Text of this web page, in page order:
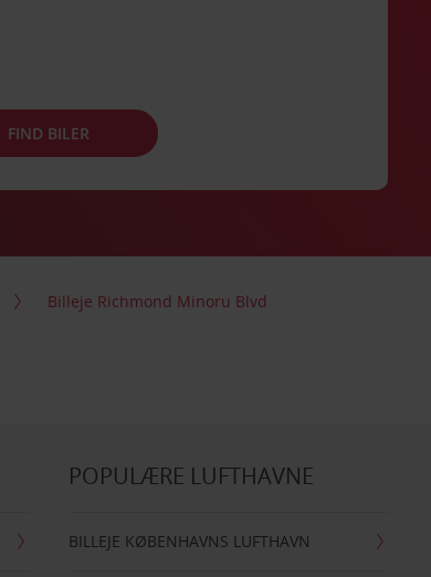
FIND BILER
Billeje Richmond Minoru Blvd
POPULÆRE LUFTHAVNE
BILLEJE KØBENHAVNS LUFTHAVN